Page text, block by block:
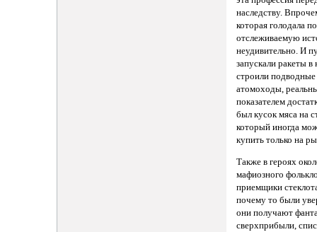
наследству.
которая голодала
отслеживаемую
неудивительно. И
запускали ракеты в
строили подводные
атомоходы,
показателем
был кусок мяса на
который иногда
купить только на
Также в героях
мафиозного
приемщики
почему то были
они получают
сверхприбыли,